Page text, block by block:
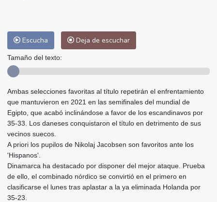
San José
40 °C Asunción
Panama City
28 °C
Escucha Deja de escuchar
Tamaño del texto:
Ambas selecciones favoritas al título repetirán el enfrentamiento
que mantuvieron en 2021 en las semifinales del mundial de
Egipto, que acabó inclinándose a favor de los escandinavos por
35-33. Los daneses conquistaron el título en detrimento de sus
vecinos suecos.
A priori los pupilos de Nikolaj Jacobsen son favoritos ante los
'Hispanos'.
Dinamarca ha destacado por disponer del mejor ataque. Prueba
de ello, el combinado nórdico se convirtió en el primero en
clasificarse el lunes tras aplastar a la ya eliminada Holanda por
35-23.